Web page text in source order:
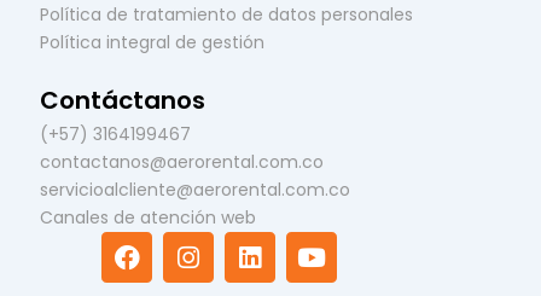
Política de tratamiento de datos personales
Política integral de gestión
Contáctanos
(+57) 3164199467
contactanos@aerorental.com.co
servicioalcliente@aerorental.com.co
Canales de atención web
F
a
I
n
L
i
Y
o